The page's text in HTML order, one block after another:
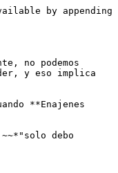
by appending
no podemos
y eso implica
**Enajenes
debo